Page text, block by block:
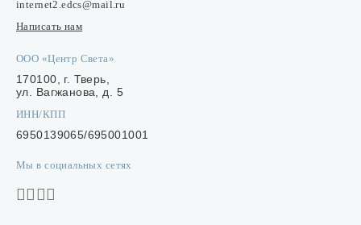
internet2.edcs@mail.ru
Написать нам
ООО «Центр Света»
170100, г. Тверь,
ул. Вагжанова, д. 5
ИНН/КПП
6950139065/695001001
Мы в социальных сетях